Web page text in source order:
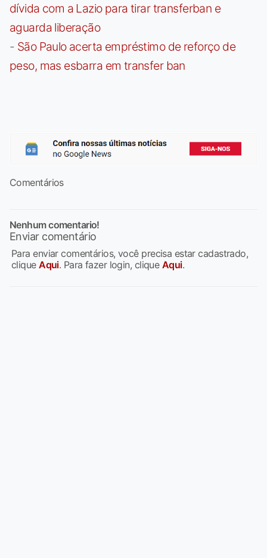
dívida com a Lazio para tirar transferban e
aguarda liberação
- São Paulo acerta empréstimo de reforço de
peso, mas esbarra em transfer ban
Comentários
Nenhum comentario!
Enviar comentário
Para enviar comentários, você precisa estar cadastrado,
cliqueAqui. Para fazer login, clique Aqui.